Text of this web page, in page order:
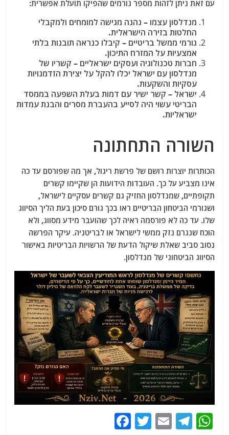
עם זאת ניתן לזהות מספר גורמים שהפיקו תועלת אפשרית:
מנדלסון עצמו – נהנה מגישה למומחים ולמקבלי
החלטות בזירה הישראלית.
גורמי ממשל בריטיים – קיבלו כנראה תובנות בלתי
אמצעיות על המזרח התיכון.
חברות טכנולוגיה ועסקים ישראליים – קשריו של
מנדלסון עם ישראל יכלו להקל על יצירת הזדמנויות
עסקיות והשקעות.
ישראל – קשר ישיר עם דמות בעלת השפעה בממסד
הבריטי עשוי היה לסייע בהעברת מסרים והבנת עמדות
ישראליות.
השורה התחתונה
הכותרות יוצרות רושם של פרשת ריגול, אך מה שפורסם עד כה
אינו מצביע על כך. העובדות הידועות הן שקיימו קשרים
תקופתיים, שמנדלסון החזיק גם קשרים עסקיים לישראל,
ושגורמי הביטחון הבריטיים ראו בכך גורם סיכון בעת הליך הסיווג
שלו. עד כה לא פורסמה ראיה לכך שהועבר מידע מסווג, ולא
הוכח שנגרם נזק ממשי לישראל או לבריטניה. עיקר הפרשה
נסוב סביב שאלת שיקול הדעת של הרשויות הבריטיות באישור
הסיווג הביטחוני של מנדלסון.
W
T
E
T